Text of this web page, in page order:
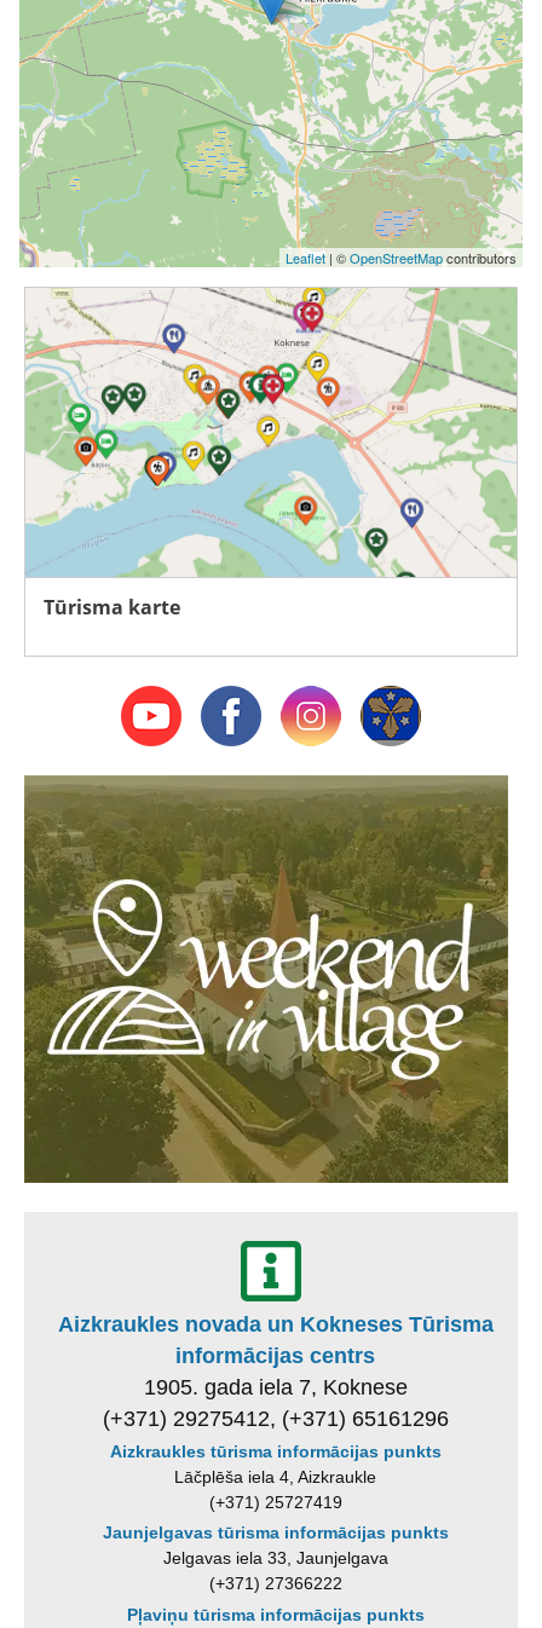
Leaflet | ©OpenStreetMapcontributors
Tūrisma karte
Aizkraukles novada un Kokneses Tūrisma
informācijas centrs
1905. gada iela 7, Koknese
(+371) 29275412, (+371) 65161296
Aizkraukles tūrisma informācijas punkts
Lāčplēša iela 4, Aizkraukle
(+371) 25727419
Jaunjelgavas tūrisma informācijas punkts
Jelgavas iela 33, Jaunjelgava
(+371) 27366222
Pļaviņu tūrisma informācijas punkts